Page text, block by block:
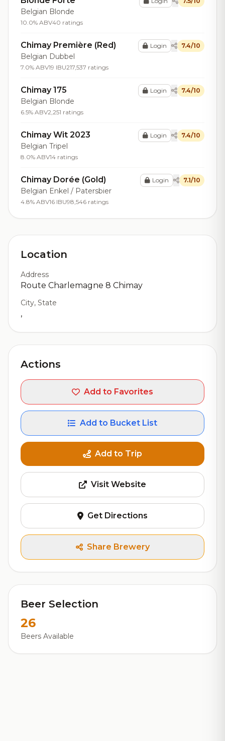
Belgian Blonde
10.0% ABV40 ratings
Chimay Première (Red)
Belgian Dubbel
7.0% ABV19 IBU217,537 ratings
Login 7.4/10
Chimay 175
Belgian Blonde
6.5% ABV2,251 ratings
Login 7.4/10
Chimay Wit 2023
Belgian Tripel
8.0% ABV14 ratings
Login 7.4/10
Chimay Dorée (Gold)
Belgian Enkel / Patersbier
4.8% ABV16 IBU98,546 ratings
Login 7.1/10
Location
Address
Route Charlemagne 8 Chimay
City, State
,
Actions
Add to Favorites
Add to Bucket List
Add to Trip
Visit Website
Get Directions
Share Brewery
Beer Selection
26
Beers Available